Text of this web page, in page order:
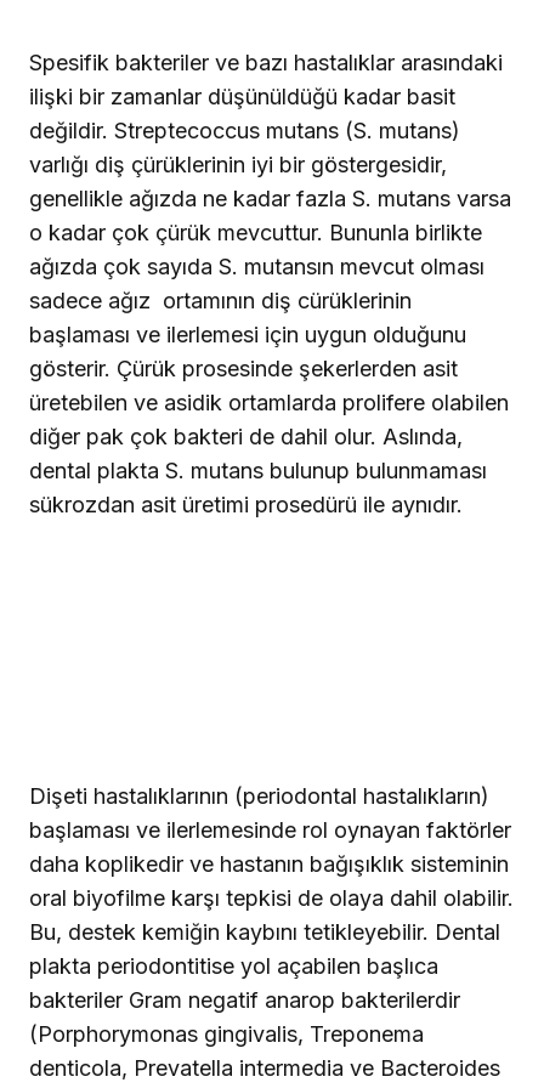
Spesifik bakteriler ve bazı hastalıklar arasındaki
ilişki bir zamanlar düşünüldüğü kadar basit
değildir. Streptecoccus mutans (S. mutans)
varlığı diş çürüklerinin iyi bir göstergesidir,
genellikle ağızda ne kadar fazla S. mutans varsa
o kadar çok çürük mevcuttur. Bununla birlikte
ağızda çok sayıda S. mutansın mevcut olması
sadece ağız ortamının diş cürüklerinin
başlaması ve ilerlemesi için uygun olduğunu
gösterir. Çürük prosesinde şekerlerden asit
üretebilen ve asidik ortamlarda prolifere olabilen
diğer pak çok bakteri de dahil olur. Aslında,
dental plakta S. mutans bulunup bulunmaması
sükrozdan asit üretimi prosedürü ile aynıdır.
Dişeti hastalıklarının (periodontal hastalıkların)
başlaması ve ilerlemesinde rol oynayan faktörler
daha koplikedir ve hastanın bağışıklık sisteminin
oral biyofilme karşı tepkisi de olaya dahil olabilir.
Bu, destek kemiğin kaybını tetikleyebilir. Dental
plakta periodontitise yol açabilen başlıca
bakteriler Gram negatif anarop bakterilerdir
(Porphorymonas gingivalis, Treponema
denticola, Prevatella intermedia ve Bacteroides